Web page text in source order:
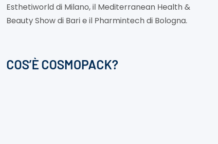
Esthetiworld di Milano, il Mediterranean Health &
Beauty Show di Bari e il Pharmintech di Bologna.
COS’È COSMOPACK?